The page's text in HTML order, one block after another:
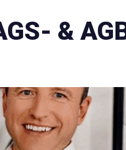
&